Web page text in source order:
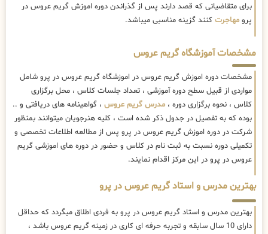
برای متقاضیانی که قصد دارند پس از گذراندن دوره اموزش گریم عروس در
پرو مهاجرت کنند گزینه مناسبی میباشد.
مشخصات آموزشگاه گریم عروس
مشخصات دوره اموزش گریم عروس در اموزشگاه گریم عروس در پرو شامل
مواردی از قبیل سطح دوره آموزشی ، تعداد جلسات کلاس ، محل برگزاری
کلاس ، نحوه برگزاری دوره ، مدرس گریم عروس ، گواهینامه های دریافتی و ..
بوده که به تفصیل در جدول ذکر شده است ، کلیه هنرجویان میتوانند بمنظور
شرکت در دوره اموزش گریم عروس در پرو پس از مطالعه اطلاعات تخصصی و
تکمیلی دوره نسبت به ثبت نام در کلاس و حضور در دوره های اموزشی گریم
عروس در پرو در این مرکز اقدام نمایند.
بهترین مدرس و استاد گریم عروس در پرو
بهترین مدرس و استاد گریم عروس در پرو به فردی اطلاق میگردد که حداقل
دارای 10 سال سابقه و تجربه حرفه ای کاری در زمینه گریم عروس باشد ،